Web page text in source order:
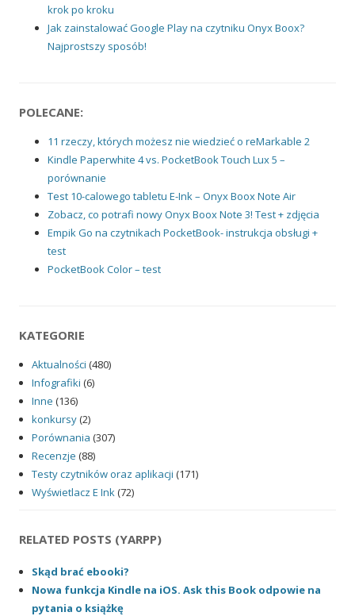
krok po kroku
Jak zainstalować Google Play na czytniku Onyx Boox?
Najprostszy sposób!
POLECANE:
11 rzeczy, których możesz nie wiedzieć o reMarkable 2
Kindle Paperwhite 4 vs. PocketBook Touch Lux 5 –
porównanie
Test 10-calowego tabletu E-Ink – Onyx Boox Note Air
Zobacz, co potrafi nowy Onyx Boox Note 3! Test + zdjęcia
Empik Go na czytnikach PocketBook- instrukcja obsługi +
test
PocketBook Color – test
KATEGORIE
Aktualności (480)
Infografiki (6)
Inne (136)
konkursy(2)
Porównania (307)
Recenzje (88)
Testy czytników oraz aplikacji (171)
Wyświetlacz E Ink(72)
RELATED POSTS (YARPP)
Skąd brać ebooki?
Nowa funkcja Kindle na iOS. Ask this Book odpowie na
pytania o książkę